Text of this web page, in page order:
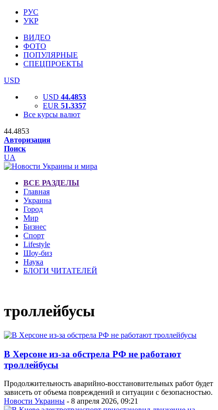
РУС
УКР
ВИДЕО
ФОТО
ПОПУЛЯРНЫЕ
СПЕЦПРОЕКТЫ
USD
USD 44.4853
EUR 51.3357
Все курсы валют
44.4853
Авторизация
Поиск
UA
ВСЕ РАЗДЕЛЫ
Главная
Украина
Город
Мир
Бизнес
Спорт
Lifestyle
Шоу-биз
Наука
БЛОГИ ЧИТАТЕЛЕЙ
троллейбусы
В Херсоне из-за обстрела РФ не работают
троллейбусы
Продолжительность аварийно-восстановительных работ будет
зависеть от объема повреждений и ситуации с безопасностью.
Новости Украины - 8 апреля 2026, 09:21